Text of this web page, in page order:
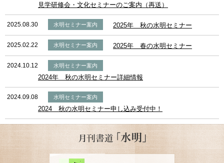
見学研修会・文化セミナーのご案内（再送）
2025.08.30 水明セミナー案内 2025年 秋の水明セミナー
2025.02.22 水明セミナー案内 2025年 春の水明セミナー
2024.10.12 水明セミナー案内
2024年 秋の水明セミナー詳細情報
2024.09.08 水明セミナー案内
2024 秋の水明セミナー申し込み受付中！